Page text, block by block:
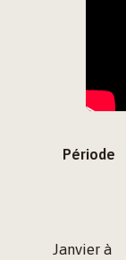
Période
Janvier à